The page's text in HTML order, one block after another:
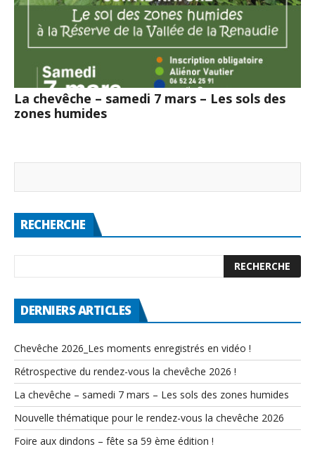
La chevêche – samedi 7 mars – Les sols des
zones humides
RECHERCHE
DERNIERS ARTICLES
Chevêche 2026_Les moments enregistrés en vidéo !
Rétrospective du rendez-vous la chevêche 2026 !
La chevêche – samedi 7 mars – Les sols des zones humides
Nouvelle thématique pour le rendez-vous la chevêche 2026
Foire aux dindons – fête sa 59 ème édition !